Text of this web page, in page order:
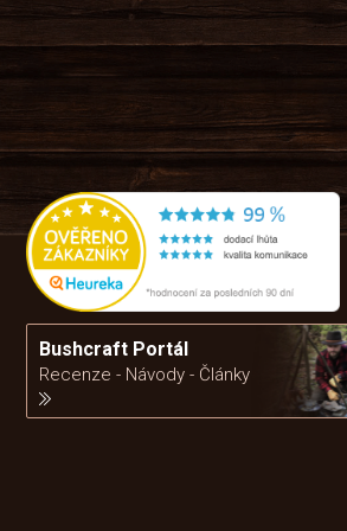
Bushcraft Portál
Recenze - Návody - Články